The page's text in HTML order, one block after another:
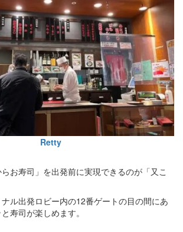
Retty
お寿司」を出発前に実現できるのが「又こ
ル出発ロビー内の12番ゲートの目の間にあ
寿司が楽しめます。